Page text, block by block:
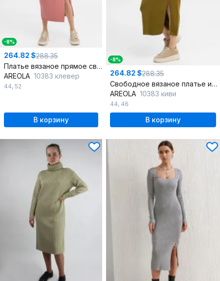
-8%
264.82 $288.35
Платье вязаное прямое свободное с разрезом
AREOLA 10383 клевер
44, 52
В корзину
-8%
264.82 $288.35
Свободное вязаное платье из пряжи с разрезом
AREOLA 10383 киви
44, 46
В корзину